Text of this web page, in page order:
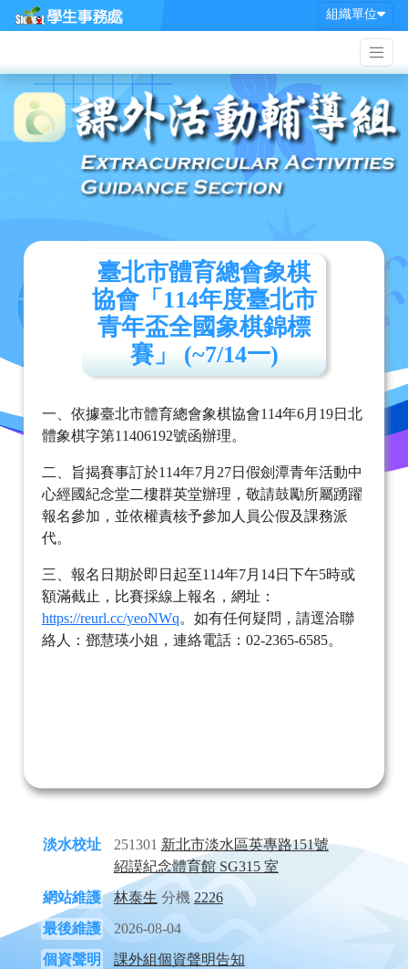
組織單位
臺北市體育總會象棋
協會「114年度臺北市
青年盃全國象棋錦標
賽」 (~7/14一)
一、依據臺北市體育總會象棋協會114年6月19日北
體象棋字第11406192號函辦理。
二、旨揭賽事訂於114年7月27日假劍潭青年活動中
心經國紀念堂二樓群英堂辦理，敬請鼓勵所屬踴躍
報名參加，並依權責核予參加人員公假及課務派
代。
三、報名日期於即日起至114年7月14日下午5時或
額滿截止，比賽採線上報名，網址：
https://reurl.cc/yeoNWq。如有任何疑問，請逕洽聯
絡人：鄧慧瑛小姐，連絡電話：02-2365-6585。
淡水校址 251301 新北市淡水區英專路151號
紹謨紀念體育館 SG315 室
網站維護
林泰生 分機 2226
最後維護
2026-08-04
個資聲明
課外組個資聲明告知